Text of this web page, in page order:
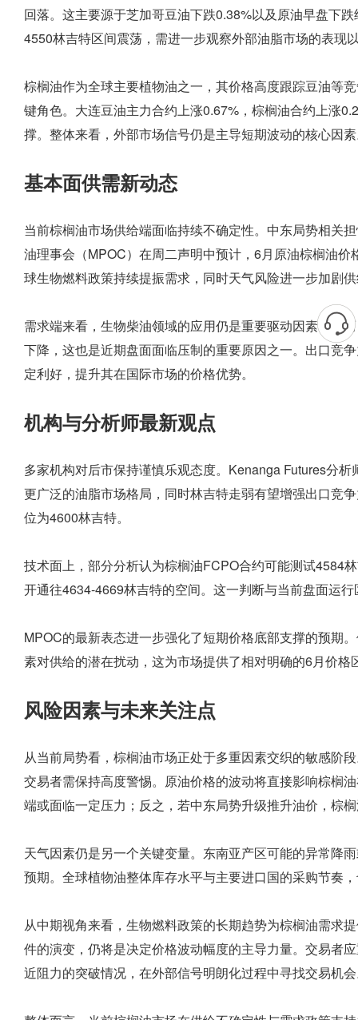
回落。这主要源于芝加哥豆油下跌0.38%以及原油早盘下
4550林吉特区间震荡，需进一步观察外部油脂市场的表现
棕榈油作为全球主要植物油之一，其价格高度跟踪豆油等
键角色。大连豆油主力合约上涨0.67%，棕榈油合约上涨
撑。整体来看，外部市场信号仍是主导短期波动的核心因
基本面供需新动态
当前棕榈油市场供给端面临持续不确定性。中东局势相关
油理事会（MPOC）在周二声明中预计，6月原油棕榈油
球生物燃料政策持续提振需求，同时天气风险进一步加剧
需求端来看，生物柴油领域的应用仍是重要驱动因素。然
下降，这也是近期盘面面临压制的重要原因之一。出口竞
定利好，提升其在国际市场的价格优势。
机构与分析师最新观点
多家机构对后市保持谨慎乐观态度。Kenanga Futures分
更广泛的油脂市场格局，同时林吉特走弱有望增强出口竞
位为4600林吉特。
技术面上，部分分析认为棕榈油FCPO合约可能测试4584
开通往4634-4669林吉特的空间。这一判断与当前盘面运
MPOC的最新表态进一步强化了短期价格底部支撑的预期
素对供给的潜在扰动，这为市场提供了相对明确的6月价格
风险因素与未来关注点
从当前局势看，棕榈油市场正处于多重因素交织的敏感阶
交易者需保持高度警惕。原油价格的波动将直接影响棕榈
端或面临一定压力；反之，若中东局势升级推升油价，棕
天气因素仍是另一个关键变量。东南亚产区可能的异常降
预期。全球植物油整体库存水平与主要进口国的采购节奏
从中期视角来看，生物燃料政策的长期趋势为棕榈油需求
件的演变，仍将是决定价格波动幅度的主导力量。交易者
近阻力的突破情况，在外部信号明朗化过程中寻找交易机